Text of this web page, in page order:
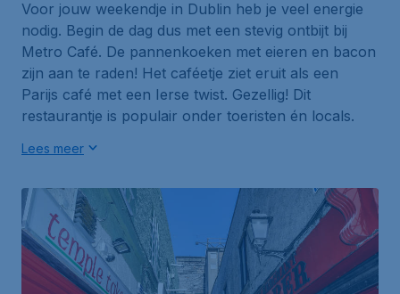
Voor jouw weekendje in Dublin heb je veel energie
nodig. Begin de dag dus met een stevig ontbijt bij
Metro Café. De pannenkoeken met eieren en bacon
zijn aan te raden! Het caféetje ziet eruit als een
Parijs café met een Ierse twist. Gezellig! Dit
restaurantje is populair onder toeristen én locals.
Lees meer